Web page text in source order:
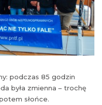
podczas 85 godzin
była zmienna – trochę
słońce.